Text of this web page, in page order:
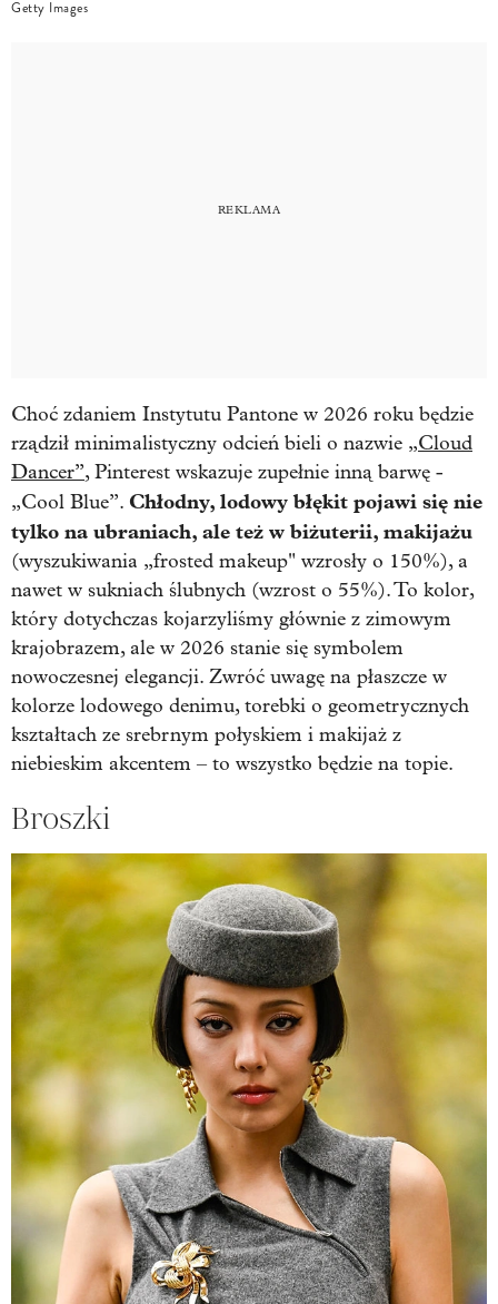
Getty Images
Choć zdaniem Instytutu Pantone w 2026 roku będzie
rządził minimalistyczny odcień bieli o nazwie „Cloud
Dancer”, Pinterest wskazuje zupełnie inną barwę -
„Cool Blue”. Chłodny, lodowy błękit pojawi się nie
tylko na ubraniach, ale też w biżuterii, makijażu
(wyszukiwania „frosted makeup" wzrosły o 150%), a
nawet w sukniach ślubnych (wzrost o 55%). To kolor,
który dotychczas kojarzyliśmy głównie z zimowym
krajobrazem, ale w 2026 stanie się symbolem
nowoczesnej elegancji. Zwróć uwagę na płaszcze w
kolorze lodowego denimu, torebki o geometrycznych
kształtach ze srebrnym połyskiem i makijaż z
niebieskim akcentem – to wszystko będzie na topie.
Broszki